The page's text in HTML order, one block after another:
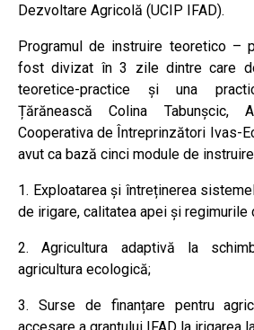
Dezvoltare Agricolă (UCIP IFAD).
Programul de instruire teoretico –
fost divizat în 3 zile dintre care
teoretice-practice și una
Țărănească Colina Tabunșcic,
Cooperativa de Întreprinzători Ivas-
avut ca bază cinci module de
1. Exploatarea și întreținerea
de irigare, calitatea apei și regimurile
2. Agricultura adaptivă la
agricultura ecologică;
3. Surse de finanțare pentru